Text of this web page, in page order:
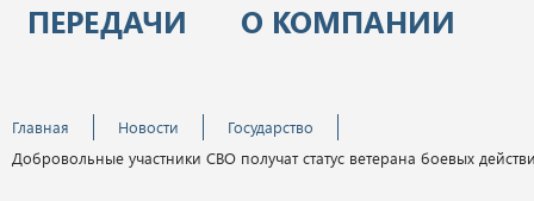
ПЕРЕДАЧИ
О КОМПАНИИ
Главная Новости
Государство
Добровольные участники СВО получат статус ветерана боевых